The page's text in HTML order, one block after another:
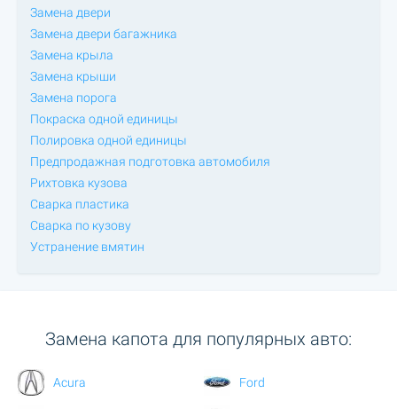
Замена двери
Замена двери багажника
Замена крыла
Замена крыши
Замена порога
Покраска одной единицы
Полировка одной единицы
Предпродажная подготовка автомобиля
Рихтовка кузова
Сварка пластика
Сварка по кузову
Устранение вмятин
Замена капота для популярных авто:
Acura Ford